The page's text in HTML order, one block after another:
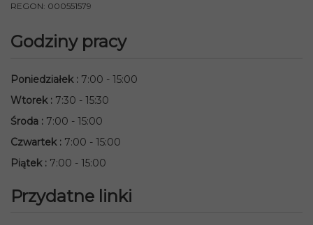
REGON: 000551579
Godziny pracy
Poniedziałek: 7:00 - 15:00
Wtorek: 7:30 - 15:30
Środa : 7:00 - 15:00
Czwartek: 7:00 - 15:00
Piątek: 7:00 - 15:00
Przydatne linki